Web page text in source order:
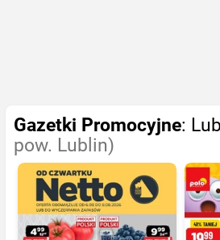
Gazetki Promocyjne:
pow. Lublin)